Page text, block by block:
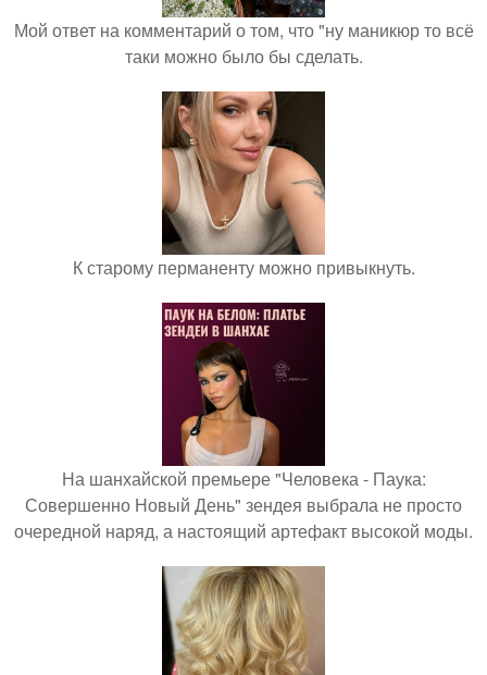
Мой ответ на комментарий о том, что "ну маникюр то всё
таки можно было бы сделать.
К старому перманенту можно привыкнуть.
На шанхайской премьере "Человека - Паука:
Совершенно Новый День" зендея выбрала не просто
очередной наряд, а настоящий артефакт высокой моды.